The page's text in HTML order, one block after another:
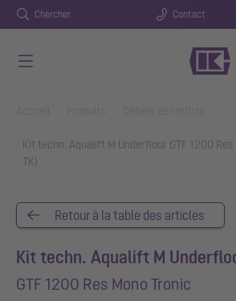
Chercher Contact
Kit techn. Aqualift M Underfloor GTF 1200
TK)
Retour à la table des articles
Kit techn. Aqualift M
GTF 1200 Res Mono Tronic